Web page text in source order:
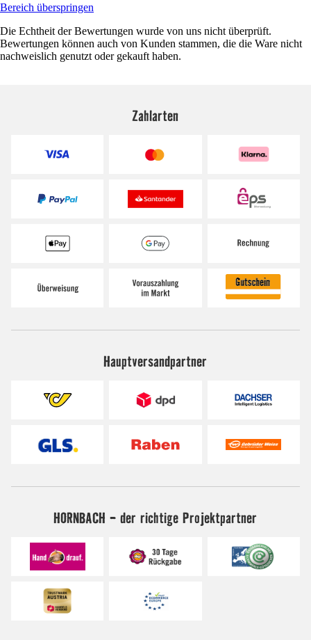
Bereich überspringen
Die Echtheit der Bewertungen wurde von uns nicht überprüft.
Bewertungen können auch von Kunden stammen, die die Ware nicht
nachweislich genutzt oder gekauft haben.
Zahlarten
Hauptversandpartner
HORNBACH - der richtige Projektpartner